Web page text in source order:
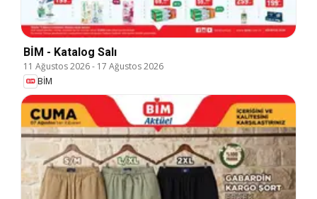
BİM - Katalog Salı
11 Ağustos 2026- 17 Ağustos 2026
BİM